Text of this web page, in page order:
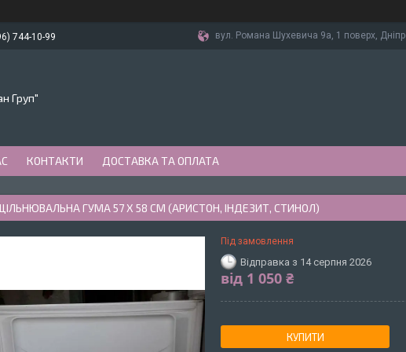
744-10-99 вул. Романа Шухевича 9а, 1 поверх,
Груп"
КОНТАКТИ ДОСТАВКА ТА ОПЛАТА
ГУМА 57 Х 58 СМ (АРИСТОН, ІНДЕЗИТ, СТИНОЛ)
Під замовлення
Відправка з 14 серпня 2026
від 1 050 ₴
КУПИТИ